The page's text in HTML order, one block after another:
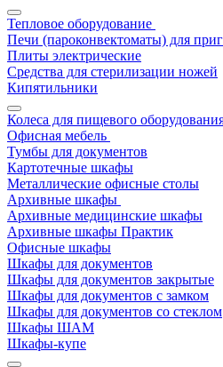
Тепловое оборудование
Печи (пароконвектоматы) для
Плиты электрические
Средства для стерилизации ножей
Кипятильники
Колеса для пищевого
Офисная мебель
Тумбы для документов
Картотечные шкафы
Металлические офисные столы
Архивные шкафы
Архивные медицинские шкафы
Архивные шкафы Практик
Офисные шкафы
Шкафы для документов
Шкафы для документов закрытые
Шкафы для документов с замком
Шкафы для документов со стеклом
Шкафы ШАМ
Шкафы-купе